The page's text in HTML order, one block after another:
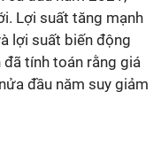
Lợi suất tăng mạnh
lợi suất biến động
tính toán rằng giá
đầu năm suy giảm